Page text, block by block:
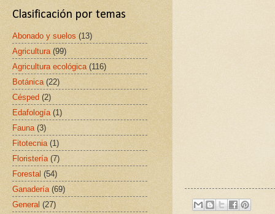
Clasificación por temas
Abonado y suelos (13)
Agricultura (99)
Agricultura ecológica (116)
Botánica (22)
Césped (2)
Edafología (1)
Fauna (3)
Fitotecnia (1)
Floristería (7)
Forestal (54)
Ganadería (69)
General (27)